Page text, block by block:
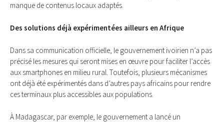
manque de contenus locaux adaptés.
Des solutions déjà expérimentées ailleurs en Afrique
Dans sa communication officielle, le gouvernement ivoirien n’a pas
précisé les mesures qui seront mises en œuvre pour faciliter l’accès
aux smartphones en milieu rural. Toutefois, plusieurs mécanismes
ont déjà été expérimentés dans d’autres pays africains pour rendre
ces terminaux plus accessibles aux populations.
À Madagascar, par exemple, le gouvernement a lancé un